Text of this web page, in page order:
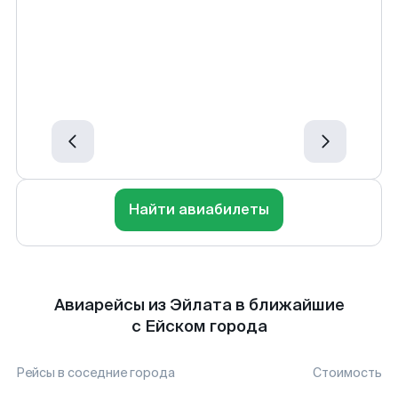
Найти авиабилеты
Авиарейсы из Эйлата в ближайшие
с Ейском города
Рейсы в соседние города Стоимость